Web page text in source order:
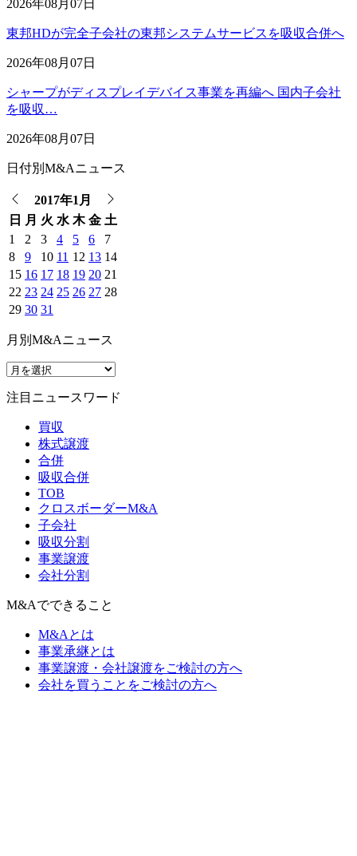
2026年08月07日
東邦HDが完全子会社の東邦システムサービスを吸収合併へ
2026年08月07日
シャープがディスプレイデバイス事業を再編へ 国内子会社
を吸収…
2026年08月07日
日付別M&Aニュース
2017年1月
日
月 火 水 木 金 土
1
2 3 4 5 6
7
8
9 10 11 12 13 14
15 16 17 18 19 20 21
22 23 24 25 26 27 28
29 30 31
月別M&Aニュース
注目ニュースワード
買収
株式譲渡
合併
吸収合併
TOB
クロスボーダーM&A
子会社
吸収分割
事業譲渡
会社分割
M&Aでできること
M&Aとは
事業承継とは
事業譲渡・会社譲渡をご検討の方へ
会社を買うことをご検討の方へ